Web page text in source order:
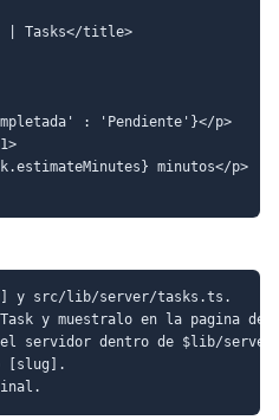
| Tasks</title>
: 'Pendiente'}</p>
minutos</p>
y src/lib/server/tasks.ts.
Task y muestralo en la pagina
servidor dentro de $lib/
[slug].